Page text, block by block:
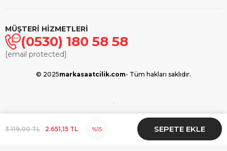
MÜŞTERİ HİZMETLERİ
(0530) 180 58 58
[email protected]
© 2025markasaatcilik.com- Tüm hakları saklıdır.
3.119,00 TL 2.651,15 TL 15